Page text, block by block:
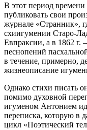
В этот период
публиковать свои
журнале «Странник»,
схиигумении Старо-
Евпраксии, а в 1862 г.
песнопений
в течение, примерно,
жизнеописание
Однако стихи писать
помимо духовной
игуменом Антонием
переписка, которую в
цикл «Поэтический